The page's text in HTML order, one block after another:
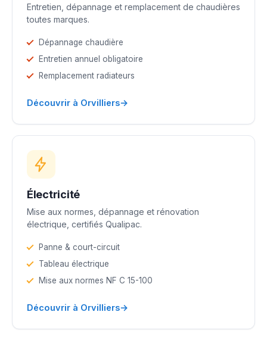
Entretien, dépannage et remplacement de chaudières
toutes marques.
Dépannage chaudière
Entretien annuel obligatoire
Remplacement radiateurs
Découvrir à Orvilliers→
Électricité
Mise aux normes, dépannage et rénovation
électrique, certifiés Qualipac.
Panne & court-circuit
Tableau électrique
Mise aux normes NF C 15-100
Découvrir à Orvilliers→